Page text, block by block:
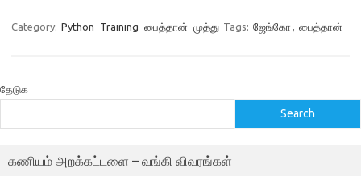
Category: Python Training பைத்தான் முத்து Tags: ஜேங்கோ , பைத்தான்
தேடுக
Search
கணியம் அறக்கட்டளை – வங்கி விவரங்கள்